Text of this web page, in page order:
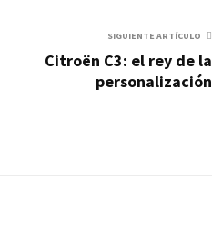
SIGUIENTE ARTÍCULO
Citroën C3: el rey de la
personalización